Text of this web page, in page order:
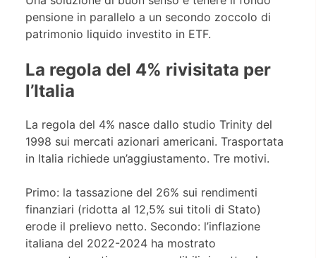
pensione in parallelo a un secondo zoccolo di
patrimonio liquido investito in ETF.
La regola del 4% rivisitata per
l’Italia
La regola del 4% nasce dallo studio Trinity del
1998 sui mercati azionari americani. Trasportata
in Italia richiede un’aggiustamento. Tre motivi.
Primo: la tassazione del 26% sui rendimenti
finanziari (ridotta al 12,5% sui titoli di Stato)
erode il prelievo netto. Secondo: l’inflazione
italiana del 2022-2024 ha mostrato